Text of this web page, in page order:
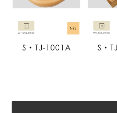
S・TJ-1001A S・